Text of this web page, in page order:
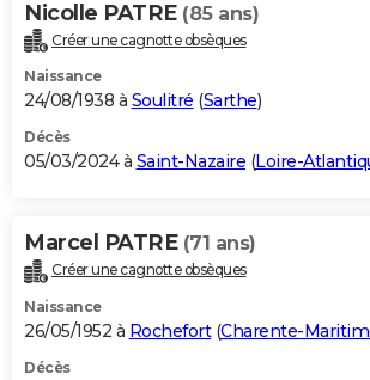
Nicolle PATRE (85 ans)
Créer une cagnotte obsèques
Naissance
24/08/1938 à Soulitré (Sarthe)
Décès
05/03/2024 à Saint-Nazaire (Loire-
Marcel PATRE (71 ans)
Créer une cagnotte obsèques
Naissance
26/05/1952 à Rochefort(Charente-
Décès